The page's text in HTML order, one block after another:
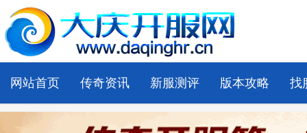
网站首页 传奇资讯 新服测评 版本攻略 找